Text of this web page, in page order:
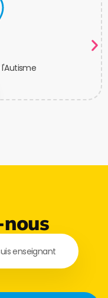
enseignant